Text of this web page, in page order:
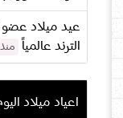
الترند عالمياً
منذ 4 سنوات
اعياد ميلاد